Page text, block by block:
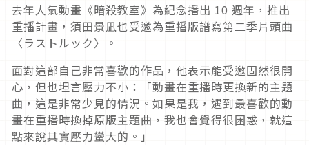
去年人氣動畫 《暗殺教室》為紀念播出 10 週年，推出
重播計畫， 須田景凪也受邀為重播版譜寫第二季片頭曲
〈ラストルック〉。
面對這部自己非常喜歡的作品，他表示能受邀固然很開
心，但也坦言壓力不小：「動畫在重播時更換新的主題
曲，這是非常少見的情況。如果是我，遇到最喜歡的動
畫在重播時換掉原版主題曲，我也會覺得很困惑，就這
點來說其實壓力蠻大的。」